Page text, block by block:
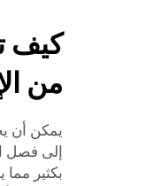
كيف
من
يمكن أن
إلى فصل
بكثير